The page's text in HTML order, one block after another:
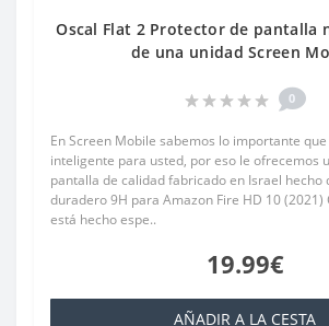
Oscal Flat 2 Protector de pantalla
de una unidad Screen
0
En Screen Mobile sabemos lo importante
inteligente para usted, por eso le ofrecemos
pantalla de calidad fabricado en Israel hecho
duradero 9H para Amazon Fire HD 10 (2021)
está hecho espe..
19.99€
AÑADIR A LA CESTA